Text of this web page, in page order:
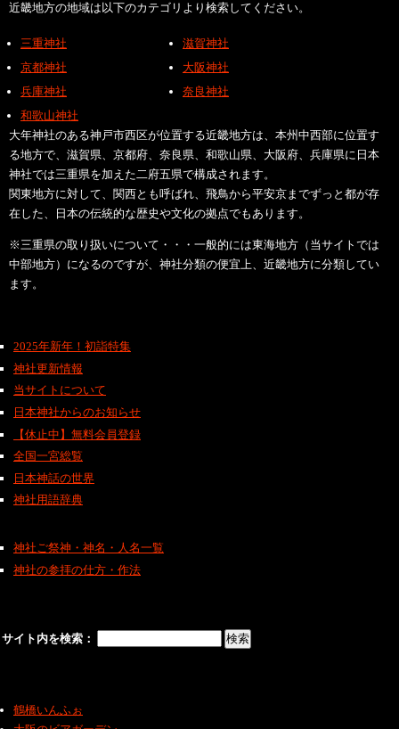
近畿地方の地域は以下のカテゴリより検索してください。
三重神社
滋賀神社
京都神社
大阪神社
兵庫神社
奈良神社
和歌山神社
大年神社のある神戸市西区が位置する近畿地方は、本州中西部に位置す
る地方で、滋賀県、京都府、奈良県、和歌山県、大阪府、兵庫県に日本
神社では三重県を加えた二府五県で構成されます。
関東地方に対して、関西とも呼ばれ、飛鳥から平安京までずっと都が存
在した、日本の伝統的な歴史や文化の拠点でもあります。
※三重県の取り扱いについて・・・一般的には東海地方（当サイトでは
中部地方）になるのですが、神社分類の便宜上、近畿地方に分類してい
ます。
2025年新年！初詣特集
神社更新情報
当サイトについて
日本神社からのお知らせ
【休止中】無料会員登録
全国一宮総覧
日本神話の世界
神社用語辞典
神社ご祭神・神名・人名一覧
神社の参拝の仕方・作法
サイト内を検索：
鶴橋いんふぉ